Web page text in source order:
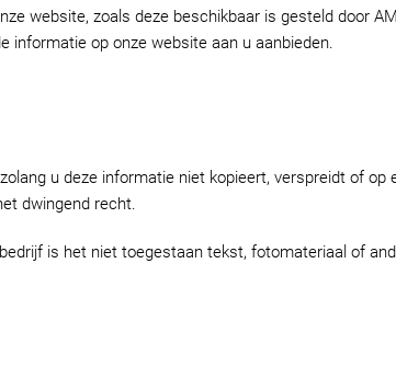
website, zoals deze beschikbaar is gesteld door
informatie op onze website aan u aanbieden.
u deze informatie niet kopieert, verspreidt of
dwingend recht.
is het niet toegestaan tekst, fotomateriaal of